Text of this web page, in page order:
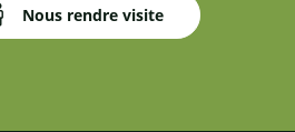
Nous rendre visite